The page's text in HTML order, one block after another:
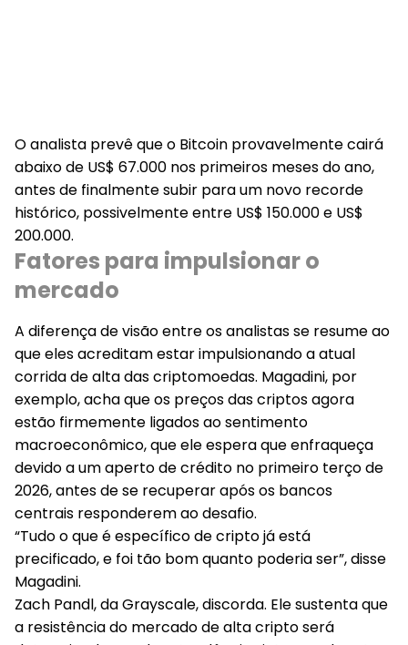
O analista prevê que o Bitcoin provavelmente cairá
abaixo de US$ 67.000 nos primeiros meses do ano,
antes de finalmente subir para um novo recorde
histórico, possivelmente entre US$ 150.000 e US$
200.000.
Fatores para impulsionar o
mercado
A diferença de visão entre os analistas se resume ao
que eles acreditam estar impulsionando a atual
corrida de alta das criptomoedas. Magadini, por
exemplo, acha que os preços das criptos agora
estão firmemente ligados ao sentimento
macroeconômico, que ele espera que enfraqueça
devido a um aperto de crédito no primeiro terço de
2026, antes de se recuperar após os bancos
centrais responderem ao desafio.
“Tudo o que é específico de cripto já está
precificado, e foi tão bom quanto poderia ser”, disse
Magadini.
Zach Pandl, da Grayscale, discorda. Ele sustenta que
a resistência do mercado de alta cripto será